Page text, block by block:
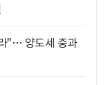
"… 양도세 중과